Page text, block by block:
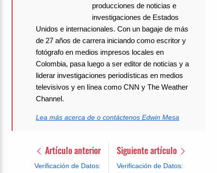
producciones de noticias e
investigaciones de Estados
Unidos e internacionales. Con un bagaje de más
de 27 años de carrera iniciando como escritor y
fotógrafo en medios impresos locales en
Colombia, pasa luego a ser editor de noticias y a
liderar investigaciones periodísticas en medios
televisivos y en línea como CNN y The Weather
Channel.
Lea más acerca de o contáctenos Edwin Mesa
Artículo anterior
Verificación de Datos:
Siguiente artículo
Verificación de Datos: